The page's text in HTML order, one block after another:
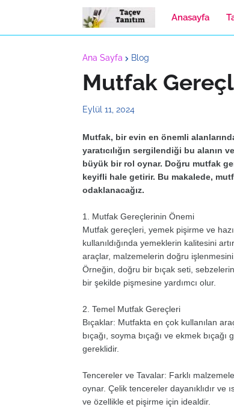
Anasayfa
Ana Sayfa Blog
Mutfak
Eylül 11, 2024
Mutfak, bir evin en önemli
yaratıcılığın sergilendiği bu
büyük bir rol oynar. Doğru mutfak
keyifli hale getirir. Bu makalede,
odaklanacağız.
1. Mutfak Gereçlerinin Önemi
Mutfak gereçleri, yemek pişirme ve
kullanıldığında yemeklerin kalitesini
araçlar, malzemelerin doğru
Örneğin, doğru bir bıçak seti,
bir şekilde pişmesine yardımcı olur.
2. Temel Mutfak Gereçleri
Bıçaklar: Mutfakta en çok kullanılan
bıçağı, soyma bıçağı ve ekmek
gereklidir.
Tencereler ve Tavalar: Farklı
oynar. Çelik tencereler dayanıklıdır ve
ve özellikle et pişirme için idealdir.